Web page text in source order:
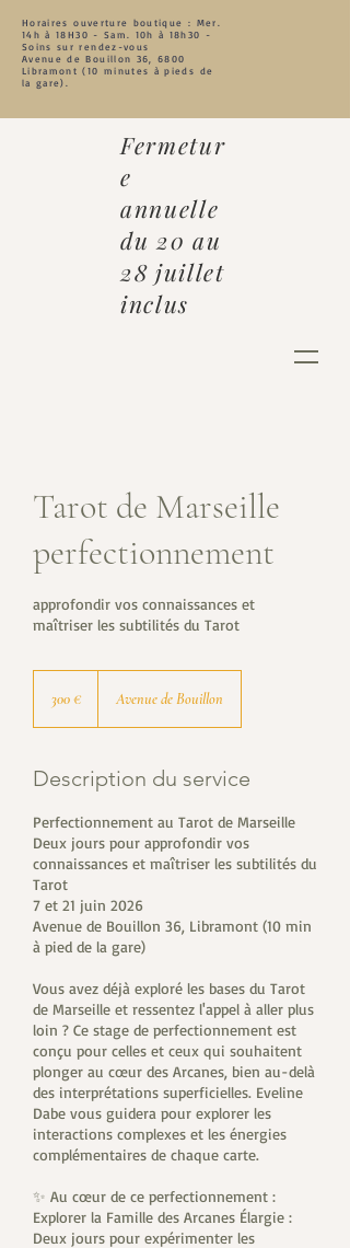
Horaires ouverture boutique : Mer.
14h à 18H30 - Sam. 10h à 18h30 -
Soins sur rendez-vous
Avenue de Bouillon 36, 6800
Libramont (10 minutes à pieds de
la gare).
Fermetur
e
annuelle
du 20 au
28 juillet
inclus
Tarot de Marseille
perfectionnement
approfondir vos connaissances et
maîtriser les subtilités du Tarot
300 € Avenue de Bouillon
Description du service
Perfectionnement au Tarot de Marseille
Deux jours pour approfondir vos
connaissances et maîtriser les subtilités du
Tarot
7 et 21 juin 2026
Avenue de Bouillon 36, Libramont (10 min
à pied de la gare)
Vous avez déjà exploré les bases du Tarot
de Marseille et ressentez l'appel à aller plus
loin ? Ce stage de perfectionnement est
conçu pour celles et ceux qui souhaitent
plonger au cœur des Arcanes, bien au-delà
des interprétations superficielles. Eveline
Dabe vous guidera pour explorer les
interactions complexes et les énergies
complémentaires de chaque carte.
✨ Au cœur de ce perfectionnement :
Explorer la Famille des Arcanes Élargie :
Deux jours pour expérimenter les